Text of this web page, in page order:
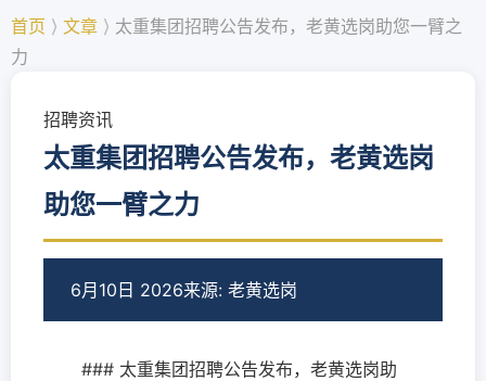
首页 ⟩ 文章 ⟩ 太重集团招聘公告发布，老黄选岗助您一臂之
力
招聘资讯
太重集团招聘公告发布，老黄选岗
助您一臂之力
6月10日 2026来源: 老黄选岗
### 太重集团招聘公告发布，老黄选岗助